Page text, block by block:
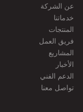
عن الشركة
خدماتنا
المنتجات
فريق العمل
المشاريع
الأخبار
الدعم الفني
تواصل معنا